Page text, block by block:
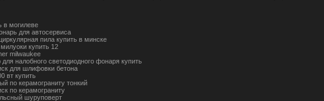
в могилеве
для автосервиса
пила купить в минске
купить 12
milwaukee
для налобного светодиодного фонаря купить
для шлифовки бетона
вт купить
по керамограниту тонкий
по керамограниту
шуруповерт